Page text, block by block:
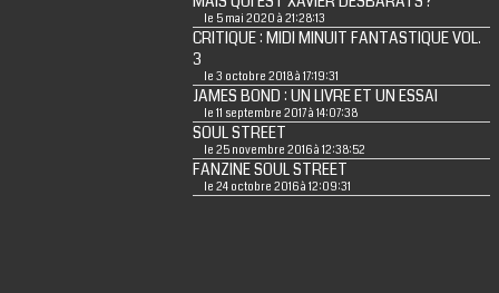
le 5 mai 2020 à 21:28:13
CRITIQUE : MIDI MINUIT FANTASTIQUE VOL.
3
le 3 octobre 2018 à 17:19:31
JAMES BOND : UN LIVRE ET UN ESSAI
le 11 septembre 2017 à 14:07:38
SOUL STREET
le 25 novembre 2016 à 12:38:52
FANZINE SOUL STREET
le 24 octobre 2016 à 12:09:31